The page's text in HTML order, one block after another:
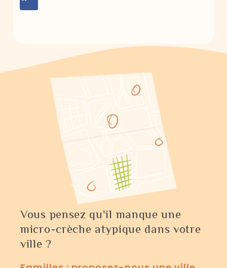
Vous pensez qu'il manque une
micro-crèche atypique dans votre
ville ?